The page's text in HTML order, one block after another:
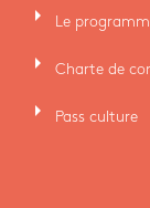
arrow_right Le
arrow_right Charte de
arrow_right Pass culture